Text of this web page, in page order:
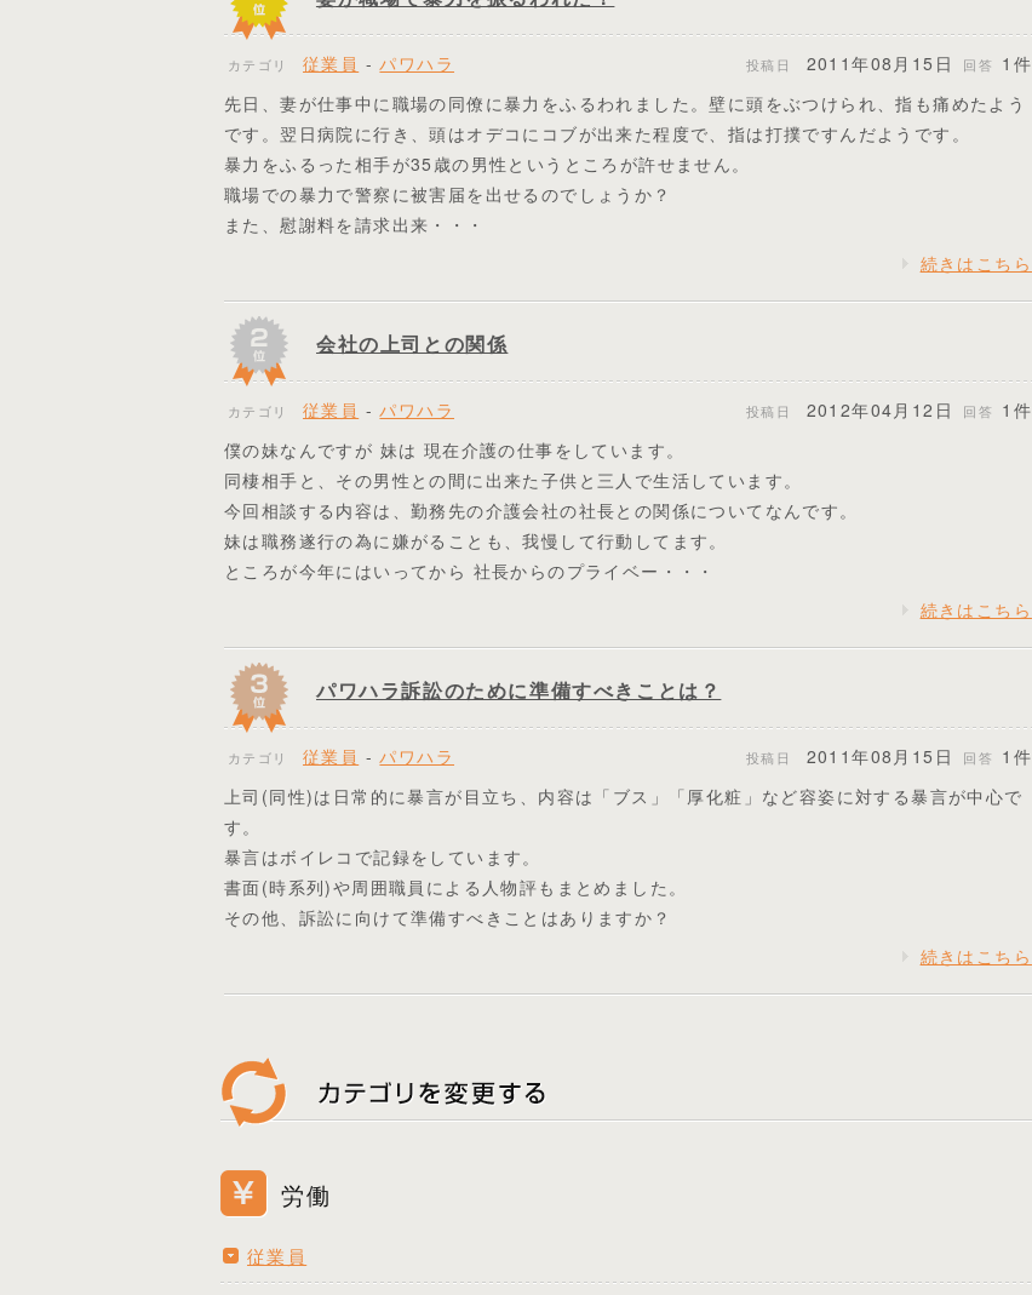
カテゴリ 従業員 -パワハラ 投稿日 2011年08月15日 回答
1件
先日、妻が仕事中に職場の同僚に暴力をふるわれました。壁に頭をぶつけられ、指も痛めたよう
です。翌日病院に行き、頭はオデコにコブが出来た程度で、指は打撲ですんだようです。
暴力をふるった相手が35歳の男性というところが許せません。
職場での暴力で警察に被害届を出せるのでしょうか？
また、慰謝料を請求出来・・・
続きはこちら
会社の上司との関係
カテゴリ 従業員 -パワハラ 投稿日 2012年04月12日 回答
1件
僕の妹なんですが 妹は 現在介護の仕事をしています。
同棲相手と、その男性との間に出来た子供と三人で生活しています。
今回相談する内容は、勤務先の介護会社の社長との関係についてなんです。
妹は職務遂行の為に嫌がることも、我慢して行動してます。
ところが今年にはいってから 社長からのプライベー・・・
続きはこちら
パワハラ訴訟のために準備すべきことは？
カテゴリ 従業員 -パワハラ 投稿日 2011年08月15日 回答
1件
上司(同性)は日常的に暴言が目立ち、内容は「ブス」「厚化粧」など容姿に対する暴言が中心で
す。
暴言はボイレコで記録をしています。
書面(時系列)や周囲職員による人物評もまとめました。
その他、訴訟に向けて準備すべきことはありますか？
続きはこちら
労働
従業員